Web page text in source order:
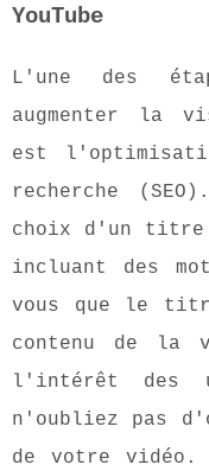
YouTube
L'une des
augmenter la
est
recherche
choix d'un titre
incluant des
vous que le
contenu de la
l'intérêt des
n'oubliez pas
de votre